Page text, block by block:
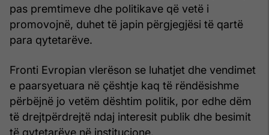
pas premtimeve dhe politikave që vetë i
promovojnë, duhet të japin përgjegjësi të qartë
para qytetarëve.
Fronti Evropian vlerëson se luhatjet dhe vendimet
e paarsyetuara në çështje kaq të rëndësishme
përbëjnë jo vetëm dështim politik, por edhe dëm
të drejtpërdrejtë ndaj interesit publik dhe besimit
të qytetarëve në institucione.